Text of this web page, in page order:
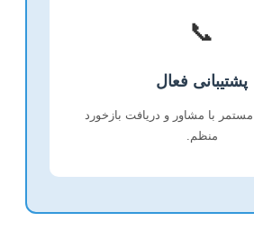
فعال
با مشاور و دریافت بازخورد
منظم.